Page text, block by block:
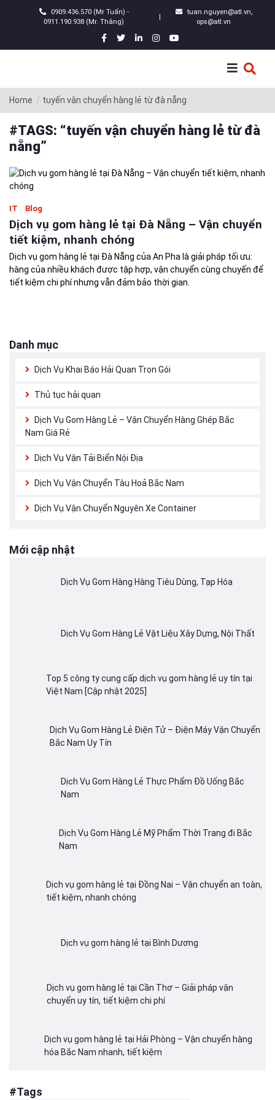
0909.436.570 (Mr Tuấn) -
0911.190.938 (Mr. Thắng)
|
tuan.nguyen@atl.vn,
ops@atl.vn
Home tuyến vận chuyển hàng lẻ từ đà nẵng
#TAGS: “tuyến vận chuyển hàng lẻ từ đà
nẵng”
IT Blog
Dịch vụ gom hàng lẻ tại Đà Nẵng – Vận chuyển
tiết kiệm, nhanh chóng
Dịch vụ gom hàng lẻ tại Đà Nẵng của An Pha là giải pháp tối ưu:
hàng của nhiều khách được tập hợp, vận chuyển cùng chuyến để
tiết kiệm chi phí nhưng vẫn đảm bảo thời gian.
Danh mục
Dịch Vụ Khai Báo Hải Quan Trọn Gói
Thủ tục hải quan
Dịch Vụ Gom Hàng Lẻ – Vận Chuyển Hàng Ghép Bắc
Nam Giá Rẻ
Dịch Vụ Vận Tải Biển Nội Địa
Dịch Vụ Vận Chuyển Tàu Hoả Bắc Nam
Dịch Vụ Vận Chuyển Nguyên Xe Container
Mới cập nhật
Dịch Vụ Gom Hàng Hàng Tiêu Dùng, Tạp Hóa
Dịch Vụ Gom Hàng Lẻ Vật Liệu Xây Dựng, Nội Thất
Top 5 công ty cung cấp dịch vụ gom hàng lẻ uy tín tại
Việt Nam [Cập nhật 2025]
Dịch Vụ Gom Hàng Lẻ Điện Tử – Điện Máy Vận Chuyển
Bắc Nam Uy Tín
Dịch Vụ Gom Hàng Lẻ Thực Phẩm Đồ Uống Bắc
Nam
Dịch Vụ Gom Hàng Lẻ Mỹ Phẩm Thời Trang đi Bắc
Nam
Dịch vụ gom hàng lẻ tại Đồng Nai – Vận chuyển an toàn,
tiết kiệm, nhanh chóng
Dịch vụ gom hàng lẻ tại Bình Dương
Dịch vụ gom hàng lẻ tại Cần Thơ – Giải pháp vận
chuyển uy tín, tiết kiệm chi phí
Dịch vụ gom hàng lẻ tại Hải Phòng – Vận chuyển hàng
hóa Bắc Nam nhanh, tiết kiệm
#Tags